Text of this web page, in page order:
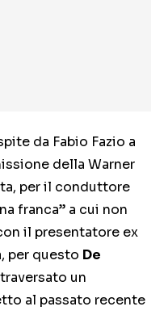
da Fabio Fazio a
della Warner
per il conduttore
franca” a cui non
il presentatore ex
per questo De
un
al passato recente